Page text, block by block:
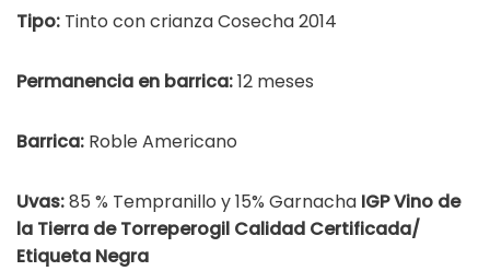
Tipo: Tinto con crianza Cosecha 2014
Permanencia en barrica:12 meses
Barrica: Roble Americano
Uvas:85 % Tempranillo y 15% Garnacha IGP Vino de
la Tierra de Torreperogil Calidad Certificada/
Etiqueta Negra